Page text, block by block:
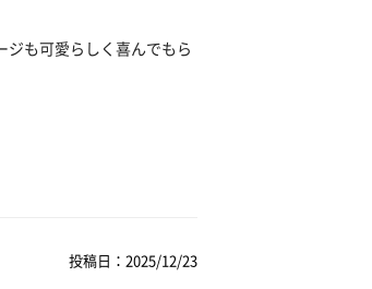
も可愛らしく喜んでもら
投稿日：2025/12/23